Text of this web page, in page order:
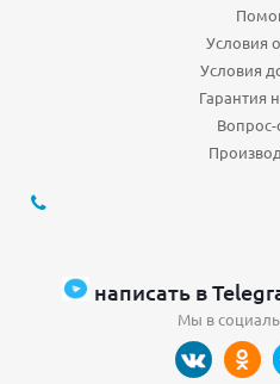
Условия
Условия
Гарантия
Вопрос-
написать в
Мы в